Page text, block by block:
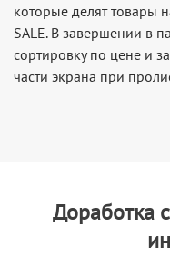
которые делят товары
SALE. В завершении в
сортировку по цене и
части экрана при
Доработка